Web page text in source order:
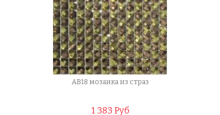
AB18 мозаика из страз
1 383 Руб